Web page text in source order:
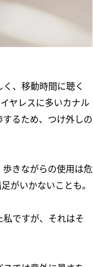
、移動時間に聴く
ヤレスに多いカナル
るため、つけ外しの
きながらの使用は危
がいかないことも。
ですが、それはそ